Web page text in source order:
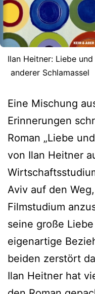
Ilan Heitner: Liebe und
anderer Schlamassel
Eine Mischung
Erinnerungen
Roman „Liebe
von Ilan Heitner
Aviv auf den
Filmstudium
seine große
eigenartige
beiden zerstört
Ilan Heitner hat